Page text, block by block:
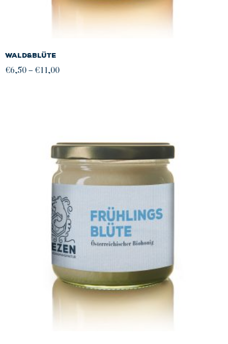
Wald&Blüte
€6,50– €11,00Preisspanne: